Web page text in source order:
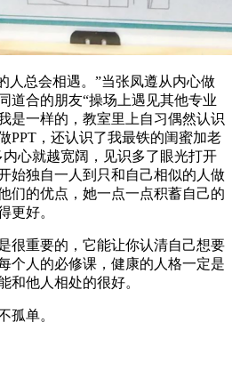
总会相遇。”当张凤遵从内心做
道合的朋友“操场上遇见其他专业
是一样的，教室里上自习偶然认识
PPT，还认识了我最铁的闺蜜加老
心就越宽阔，见识多了眼光打开
始独自一人到只和自己相似的人做
们的优点，她一点一点积蓄自己的
更好。
重要的，它能让你认清自己想要
个人的必修课，健康的人格一定是
和他人相处的很好。
单。